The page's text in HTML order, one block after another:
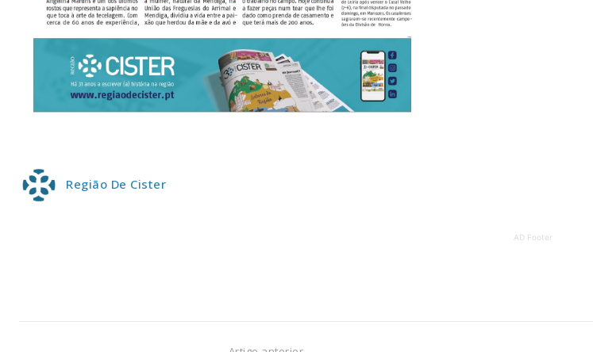
Planos de
Região De Cister
AD Footer